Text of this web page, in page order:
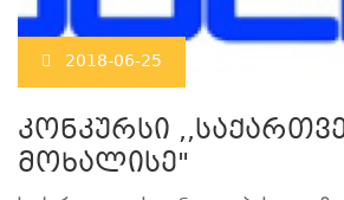
2018-06-25
კონკურსი
მოხალისე"